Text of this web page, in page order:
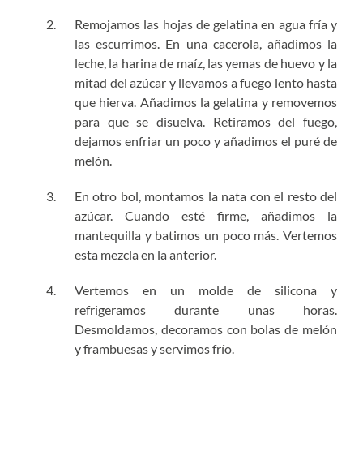
Remojamos las hojas de gelatina en agua fría y
las escurrimos. En una cacerola, añadimos la
leche, la harina de maíz, las yemas de huevo y la
mitad del azúcar y llevamos a fuego lento hasta
que hierva. Añadimos la gelatina y removemos
para que se disuelva. Retiramos del fuego,
dejamos enfriar un poco y añadimos el puré de
melón.
En otro bol, montamos la nata con el resto del
azúcar. Cuando esté firme, añadimos la
mantequilla y batimos un poco más. Vertemos
esta mezcla en la anterior.
Vertemos en un molde de silicona y
refrigeramos durante unas horas.
Desmoldamos, decoramos con bolas de melón
y frambuesas y servimos frío.